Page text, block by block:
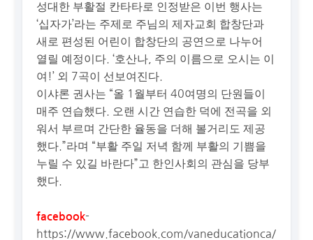
성대한 부활절 칸타타로 인정받은 이번 행사는
‘십자가’라는 주제로 주님의 제자교회 합창단과
새로 편성된 어린이 합창단의 공연으로 나누어
열릴 예정이다. ‘호산나, 주의 이름으로 오시는 이
여!’ 외 7곡이 선보여진다.
이샤론 권사는 “올 1월부터 40여명의 단원들이
매주 연습했다. 오랜 시간 연습한 덕에 전곡을 외
워서 부르며 간단한 율동을 더해 볼거리도 제공
했다.”라며 “부활 주일 저녁 함께 부활의 기쁨을
누릴 수 있길 바란다”고 한인사회의 관심을 당부
했다.
facebook-
https://www.facebook.com/vaneducationca/